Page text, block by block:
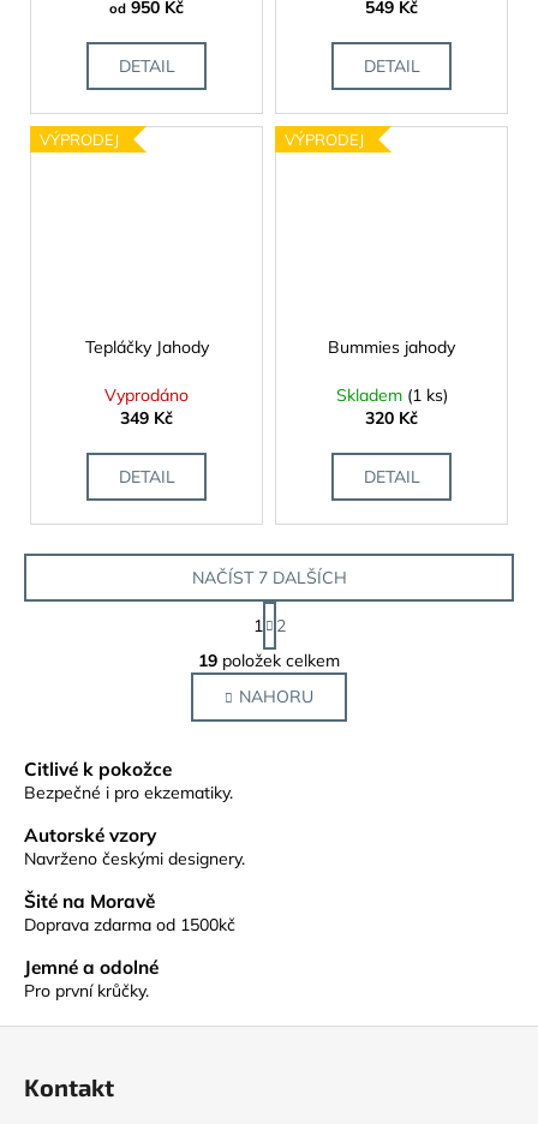
od 950 Kč
DETAIL
549 Kč
DETAIL
VÝPRODEJ
Tepláčky Jahody
Vyprodáno
349 Kč
DETAIL
VÝPRODEJ
Bummies jahody
Skladem (1 ks)
320 Kč
DETAIL
O
v
l
á
ý
NAČÍST 7 DALŠÍCH
S
t
r
á
n
k
1
2
19 položek celkem
NAHORU
Citlivé k pokožce
Bezpečné i pro ekzematiky.
Autorské vzory
Navrženo českými designery.
Šité na Moravě
Doprava zdarma od 1500kč
Jemné a odolné
Pro první krůčky.
Kontakt